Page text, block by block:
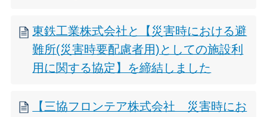
東鉄工業株式会社と【災害時における避
難所(災害時要配慮者用)としての施設利
用に関する協定】を締結しました
【三協フロンテア株式会社 災害時にお